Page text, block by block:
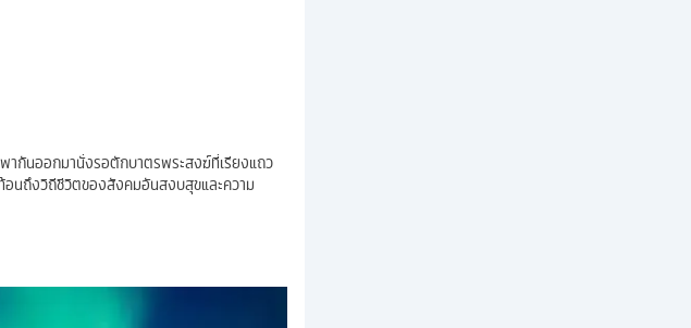
ากันออกมานั่งรอตักบาตรพระสงฆ์ที่เรียงแถว
อนถึงวิถีชีวิตของสังคมอันสงบสุขและความ